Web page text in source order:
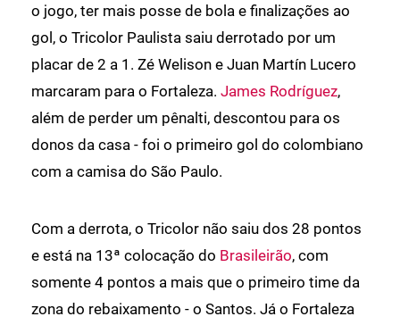
o jogo, ter mais posse de bola e finalizações ao
gol, o Tricolor Paulista saiu derrotado por um
placar de 2 a 1. Zé Welison e Juan Martín Lucero
marcaram para o Fortaleza. James Rodríguez,
além de perder um pênalti, descontou para os
donos da casa - foi o primeiro gol do colombiano
com a camisa do São Paulo.
Com a derrota, o Tricolor não saiu dos 28 pontos
e está na 13ª colocação do Brasileirão, com
somente 4 pontos a mais que o primeiro time da
zona do rebaixamento - o Santos. Já o Fortaleza